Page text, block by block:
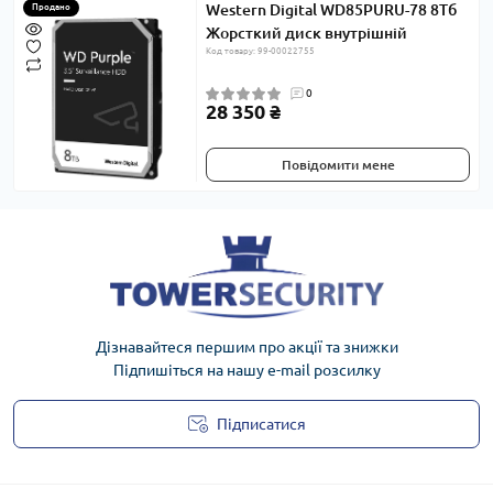
Продано
Western Digital WD85PURU-78 8Тб
Жорсткий диск внутрішній
Код товару: 99-00022755
0
28 350 ₴
Повідомити мене
Дізнавайтеся першим про акції та знижки
Підпишіться на нашу e-mail розсилку
Підписатися